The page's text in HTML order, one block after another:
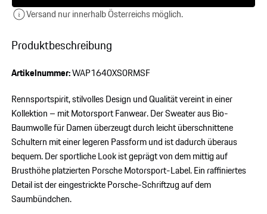
Produktbeschreibung
Artikelnummer:WAP1640XS0RMSF
Rennsportspirit, stilvolles Design und Qualität vereint in einer
Kollektion – mit Motorsport Fanwear. Der Sweater aus Bio-
Baumwolle für Damen überzeugt durch leicht überschnittene
Schultern mit einer legeren Passform und ist dadurch überaus
bequem. Der sportliche Look ist geprägt von dem mittig auf
Brusthöhe platzierten Porsche Motorsport-Label. Ein raffiniertes
Detail ist der eingestrickte Porsche-Schriftzug auf dem
Saumbündchen.
Versand nur innerhalb Österreichs möglich.